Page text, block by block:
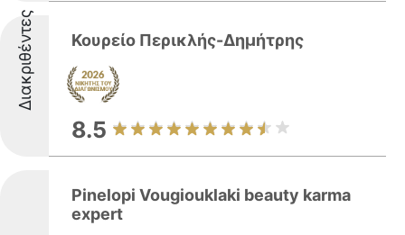
Διακριθέντες Κουρείο Περικλής-Δημήτρης
8.5
Pinelopi Vougiouklaki beauty karma
expert